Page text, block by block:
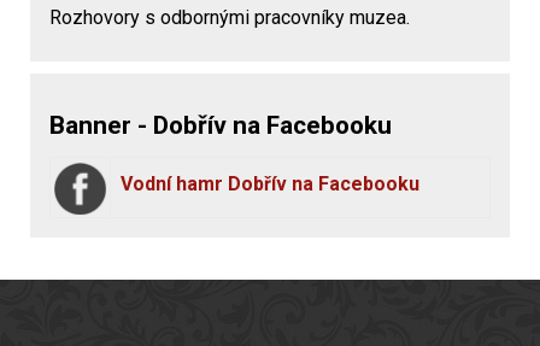
Rozhovory s odbornými pracovníky muzea.
Banner - Dobřív na Facebooku
Vodní hamr Dobřív na Facebooku